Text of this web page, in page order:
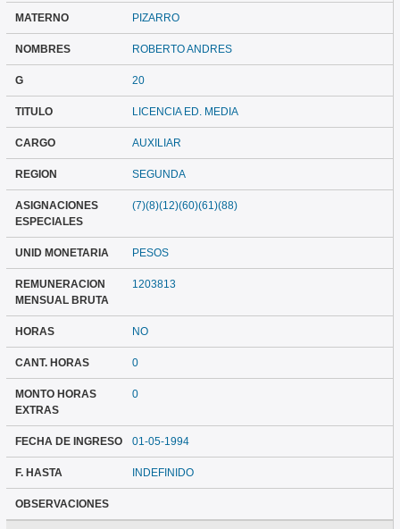
MATERNO PIZARRO
NOMBRES ROBERTO ANDRES
G 20
TITULO LICENCIA ED. MEDIA
CARGO AUXILIAR
REGION SEGUNDA
ASIGNACIONES
ESPECIALES
(7)(8)(12)(60)(61)(88)
UNID MONETARIA PESOS
REMUNERACION
MENSUAL BRUTA
1203813
HORAS NO
CANT. HORAS 0
MONTO HORAS
EXTRAS
0
FECHA DE INGRESO 01-05-1994
F. HASTA INDEFINIDO
OBSERVACIONES